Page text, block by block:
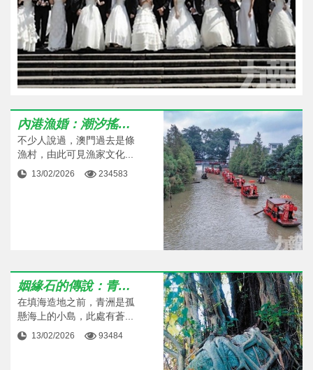
內港漁婚：潮汐搖曳的古樸盟誓
不少人說過，澳門過去是條
漁村，由此可見漁家文化...
13/02/2026 234583
姻緣石的傳說：青洲煙雨間的永固盟誓
在填海造地之前，青洲是孤
懸海上的小島，此處有蒼...
13/02/2026 93484